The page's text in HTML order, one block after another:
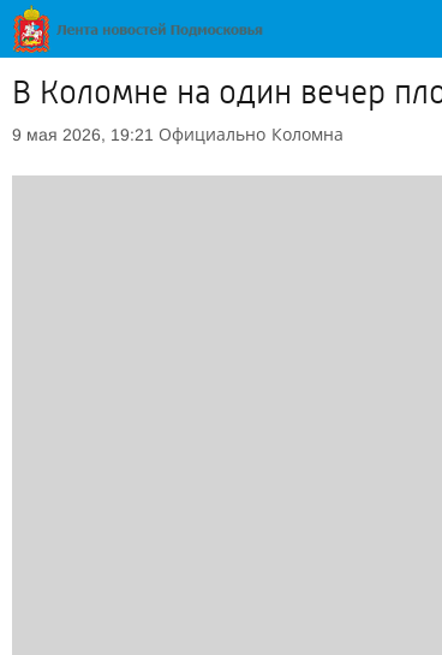
В Коломне на один вечер
9 мая 2026, 19:21 Официально Коломна